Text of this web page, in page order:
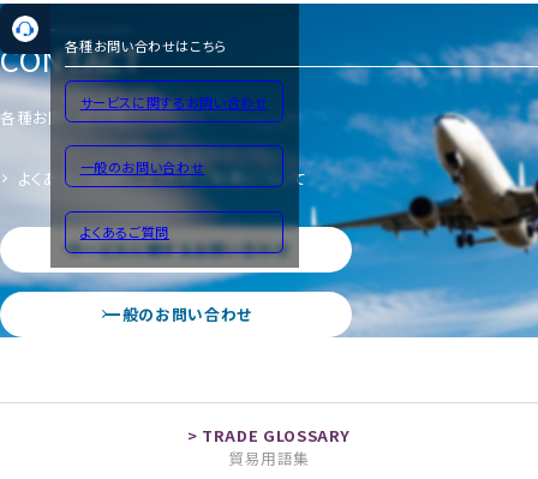
各種お問い合わせはこちら
サービスに関するお問い合わせ
一般のお問い合わせ
よくあるご質問
CONTACT
各種お問い合わせ
よくあるご質問 サイトのご利用について
サービスに関するお問い合わせ
一般のお問い合わせ
貿易用語集